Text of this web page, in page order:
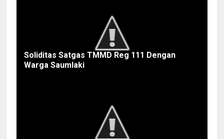
Soliditas Satgas TMMD Reg 111 Dengan
Warga Saumlaki